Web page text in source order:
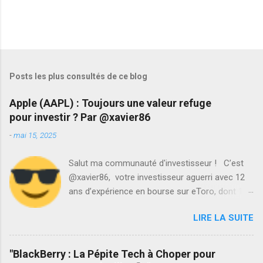
Posts les plus consultés de ce blog
Apple (AAPL) : Toujours une valeur refuge
pour investir ? Par @xavier86
-mai 15, 2025
Salut ma communauté d'investisseur ! C’est
@xavier86, votre investisseur aguerri avec 12
ans d’expérience en bourse sur eToro, dont 10
propose une analyse d’Apple (AAPL), le titan
tech à 2,93 trillions USD de capitalisation, coté à
210,135 $ (15 mai 2025). Est-ce encore un
LIRE LA SUITE
"BlackBerry : La Pépite Tech à Choper pour